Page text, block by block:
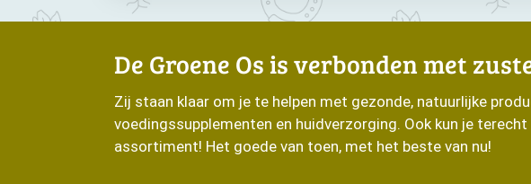
De Groene Os is verbonden met
Zij staan klaar om je te helpen met gezonde, natuurlijke
voedingssupplementen en huidverzorging. Ook kun je
assortiment! Het goede van toen, met het beste van nu!